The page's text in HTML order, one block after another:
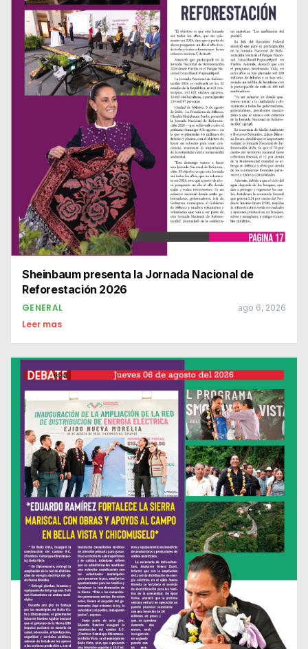
Sheinbaum presenta la Jornada Nacional de
Reforestación 2026
GENERAL ago 6, 2026
Leer mas